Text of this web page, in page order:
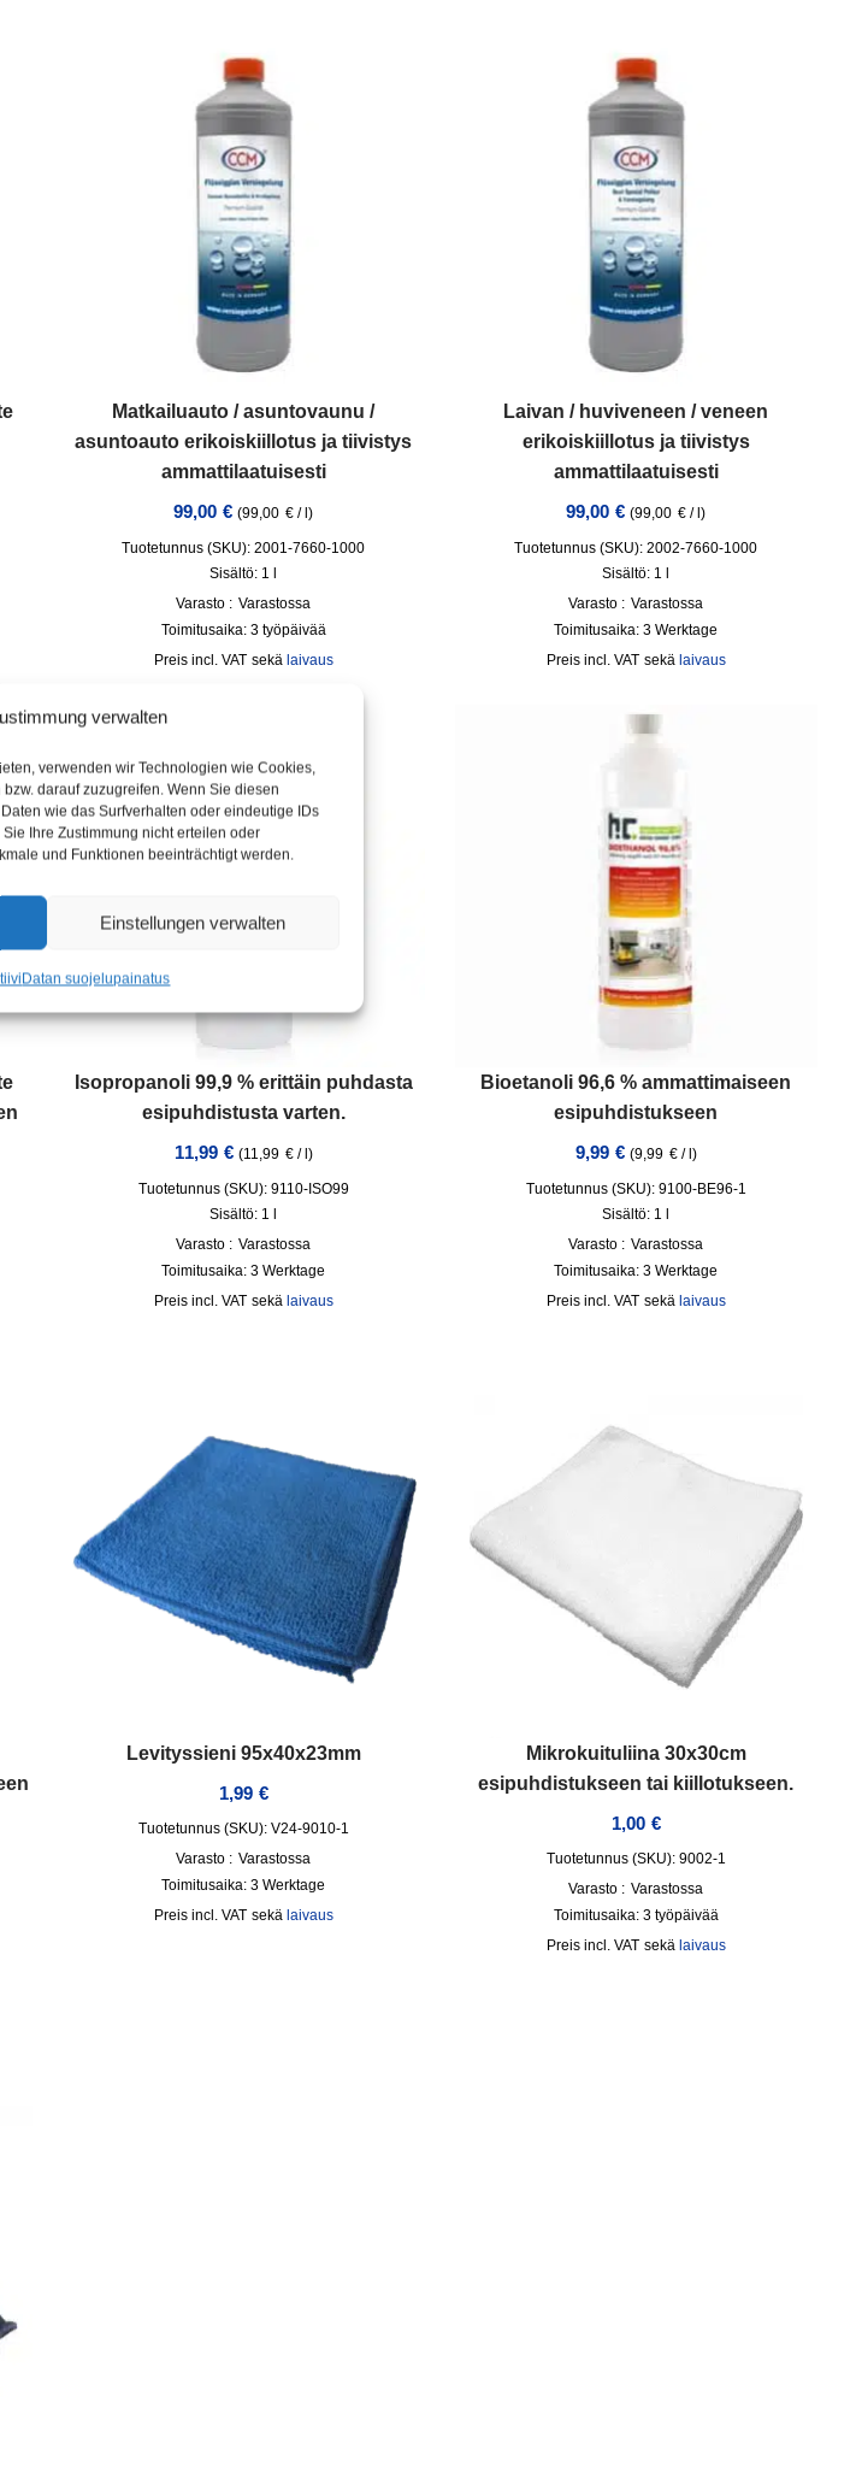
verwalten
verwenden wir Technologien wie Cookies,
darauf zuzugreifen. Wenn Sie diesen
wie das Surfverhalten oder eindeutige IDs
Ihre Zustimmung nicht erteilen oder
und Funktionen beeinträchtigt werden.
Einstellungen verwalten
Datan suojelupainatus
Matkailuauto / asuntovaunu /
asuntoauto erikoiskiillotus ja tiivistys
ammattilaatuisesti
99,00 € (99,00 € / l)
Tuotetunnus (SKU): 2001-7660-1000
Sisältö: 1l
Varasto : Varastossa
Toimitusaika: 3 työpäivää
incl. VAT sekä laivaus
Laivan / huviveneen / veneen
erikoiskiillotus ja tiivistys
ammattilaatuisesti
99,00 € (99,00 € / l)
Tuotetunnus (SKU): 2002-7660-1000
Sisältö: 1l
Varasto : Varastossa
Toimitusaika:3 Werktage
incl. VAT sekä laivaus
Isopropanoli 99,9 % erittäin puhdasta
esipuhdistusta varten.
11,99 € (11,99 €/ )
Tuotetunnus (SKU): 9110-ISO99
Sisältö: 1l
Varasto : Varastossa
Toimitusaika:3 Werktage
incl. VAT sekä laivaus
Bioetanoli 96,6 % ammattimaiseen
esipuhdistukseen
9,99 € (9,99 €/ )
Tuotetunnus (SKU): 9100-BE96-1
Sisältö: 1l
Varasto : Varastossa
Toimitusaika:3 Werktage
incl. VAT sekä laivaus
Levityssieni 95x40x23mm
1,99 €
Tuotetunnus (SKU): V24-9010-1
Varasto : Varastossa
Toimitusaika:3 Werktage
incl. VAT sekä laivaus
Mikrokuituliina 30x30cm
esipuhdistukseen tai kiillotukseen.
1,00 €
Tuotetunnus (SKU): 9002-1
Varasto : Varastossa
Toimitusaika: 3 työpäivää
incl. VAT sekä laivaus